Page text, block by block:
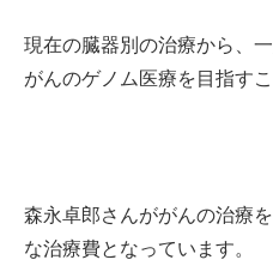
現在の臓器別の治療から、
がんのゲノム医療を目指す
森永卓郎さんががんの治療
な治療費となっています。